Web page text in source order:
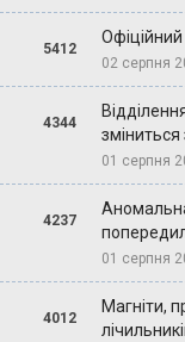
5412
02 серпня
4344
01 серпня
4237
01 серпня
4012
Магніти,